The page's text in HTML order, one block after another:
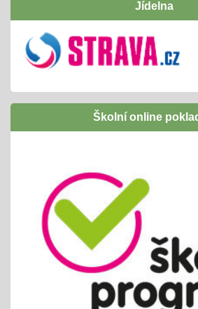
Inovativní vzdělávání /Šablony I
01.09.2024
následně budeme žádat
II OPJAK
Letní slavnost
25.06.2024
příprava tradiční celoškolní
propojeno do vrstevnického
variabilní termín dle počasí /
Pololetní zjišťování a
Jídelna
Školní online